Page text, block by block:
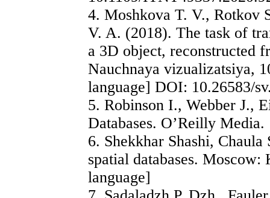
4. Moshkova T. V., Rotkov
V. A. (2018). The task of
a 3D object, reconstructed
Nauchnaya vizualizatsiya,
language] DOI: 10.26583/
5. Robinson I., Webber J.,
Databases. O’Reilly Media.
6. Shekkhar Shashi,
spatial databases.
language]